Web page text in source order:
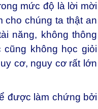
mức độ là lời mời
cho chúng ta thật an
năng, không thông
không học giỏi
cơ, nguy cơ rất lớn
được làm chứng bởi